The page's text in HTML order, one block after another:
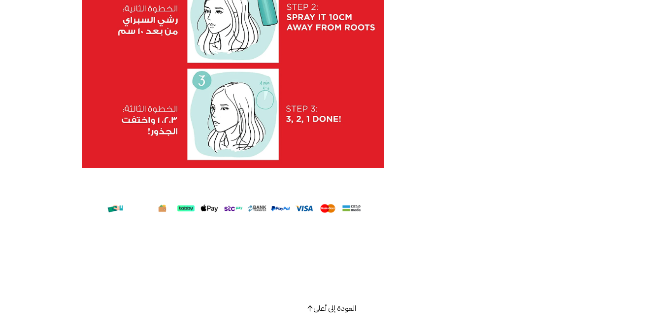
العودة إلى أعلى